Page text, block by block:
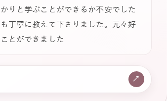
りと学ぶことができるか不安でした
丁寧に教えて下さりました。元々好
とができました
↗